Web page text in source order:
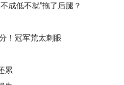
成低不就”拖了后腿？
！冠军荒太刺眼
累